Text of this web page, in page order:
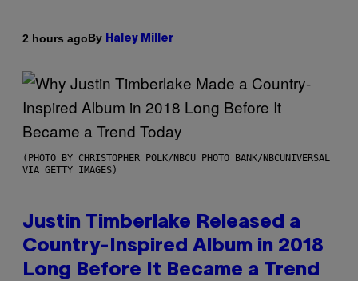
2 hours agoBy Haley Miller
(PHOTO BY CHRISTOPHER POLK/NBCU PHOTO BANK/NBCUNIVERSAL
VIA GETTY IMAGES)
Justin Timberlake Released a
Country-Inspired Album in 2018
Long Before It Became a Trend